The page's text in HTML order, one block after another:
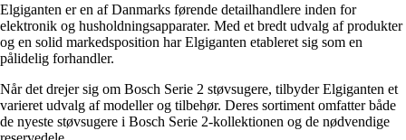
Elgiganten er en af Danmarks førende detailhandlere inden for
elektronik og husholdningsapparater. Med et bredt udvalg af produkter
og en solid markedsposition har Elgiganten etableret sig som en
pålidelig forhandler.
Når det drejer sig om Bosch Serie 2 støvsugere, tilbyder Elgiganten et
varieret udvalg af modeller og tilbehør. Deres sortiment omfatter både
de nyeste støvsugere i Bosch Serie 2-kollektionen og de nødvendige